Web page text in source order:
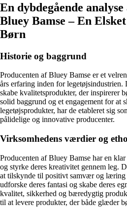
En dybdegående
Bluey Bamse – En
Børn
Historie og baggrund
Producenten af Bluey Bamse er et
års erfaring inden for legetøjsindustrien.
skabe kvalitetsprodukter, der inspirerer
solid baggrund og et engagement for at
legetøjsprodukter, har de etableret sig
pålidelige og innovative producenter.
Virksomhedens værdier og
Producenten af Bluey Bamse har en
og styrke deres kreativitet gennem leg.
at tilskynde til positivt samvær og
udforske deres fantasi og skabe deres
kvalitet, sikkerhed og bæredygtig
til at levere produkter, der både glæder